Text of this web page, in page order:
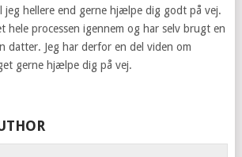
jeg hellere end gerne hjælpe dig godt på vej.
hele processen igennem og har selv brugt en
datter. Jeg har derfor en del viden om
gerne hjælpe dig på vej.